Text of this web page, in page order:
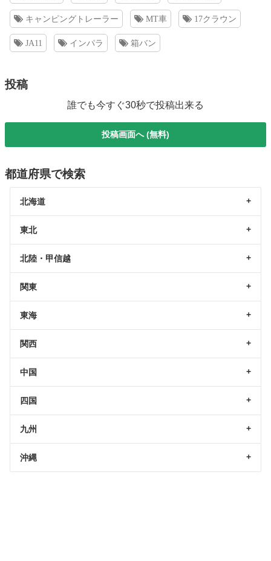
キャンピングトレーラー MT車 17クラウン
JA11 インパラ 箱バン
投稿
誰でも今すぐ30秒で投稿出来る
投稿画面へ (無料)
都道府県で検索
北海道
東北
北陸・甲信越
関東
東海
関西
中国
四国
九州
沖縄